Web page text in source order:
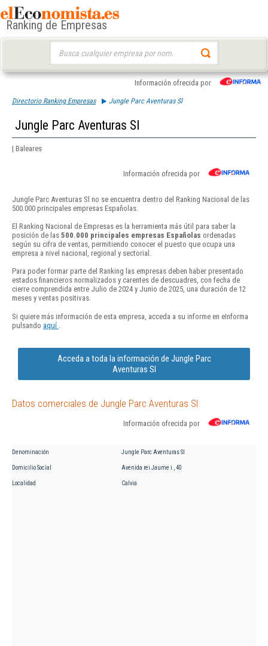
Ranking de Empresas
Información ofrecida por
Directorio Ranking Empresas Jungle Parc Aventuras Sl
Jungle Parc Aventuras Sl
| Baleares
Información ofrecida por
Jungle Parc Aventuras Sl no se encuentra dentro del Ranking Nacional de las
500.000 principales empresas Españolas.
El Ranking Nacional de Empresas es la herramienta más útil para saber la
posición de las 500.000 principales empresas Españolas ordenadas
según su cifra de ventas, permitiendo conocer el puesto que ocupa una
empresa a nivel nacional, regional y sectorial.
Para poder formar parte del Ranking las empresas deben haber presentado
estados financieros normalizados y carentes de descuadres, con fecha de
cierre comprendida entre Julio de 2024 y Junio de 2025, una duración de 12
meses y ventas positivas.
Si quiere más información de esta empresa, acceda a su informe en eInforma
pulsando aquí
Acceda a toda la información de Jungle Parc
Aventuras Sl
Datos comerciales de Jungle Parc Aventuras Sl
Información ofrecida por
Denominación Jungle Parc Aventuras Sl
Domicilio Social Avenida rei Jaume i , 40
Localidad Calvia